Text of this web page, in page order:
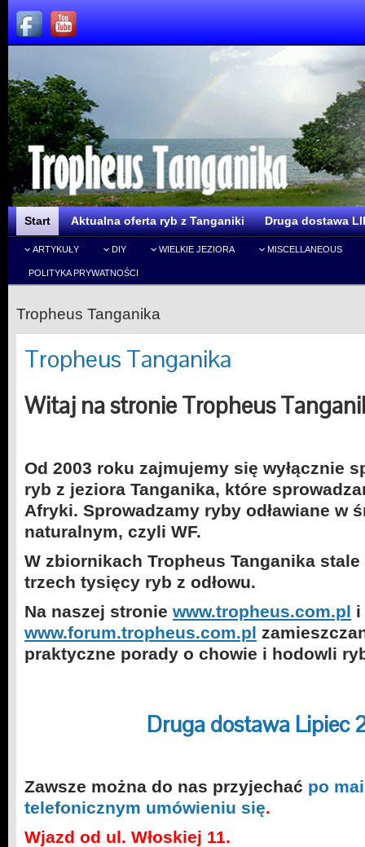
Start Aktualna oferta ryb z Tanganiki Druga dostawa
ARTYKUŁY DIY WIELKIE JEZIORA MISCELLANEOUS
POLITYKA PRYWATNOŚCI
Tropheus Tanganika
Tropheus Tanganika
Witaj na stronie Tropheus
Od 2003 roku zajmujemy się wyłącznie
ryb z jeziora Tanganika, które
Afryki. Sprowadzamy ryby odławiane w
naturalnym, czyli WF.
W zbiornikach Tropheus Tanganika stale
trzech tysięcy ryb z odłowu.
Na naszej stronie www.tropheus.com.pl i
www.forum.tropheus.com.pl
praktyczne porady o chowie i hodowli
Druga dostawa Lipiec
Zawsze można do nas przyjechać po
telefonicznym umówieniu się.
Wjazd od ul. Włoskiej 11.